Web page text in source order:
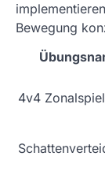
Bewegung
4v4 Zonalspiel